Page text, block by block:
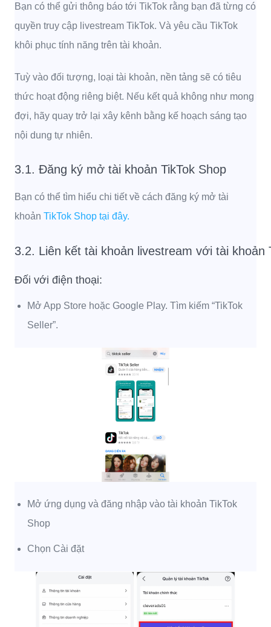
Bạn có thể gửi thông báo tới TikTok rằng bạn đã từng có
quyền truy cập livestream TikTok. Và yêu cầu TikTok
khôi phục tính năng trên tài khoản.
Tuỳ vào đối tượng, loại tài khoản, nền tảng sẽ có tiêu
thức hoạt động riêng biệt. Nếu kết quả không như mong
đợi, hãy quay trở lại xây kênh bằng kế hoạch sáng tạo
nội dung tự nhiên.
3.1. Đăng ký mở tài khoản TikTok Shop
Bạn có thể tìm hiểu chi tiết về cách đăng ký mở tài
khoản TikTok Shop tại đây.
3.2. Liên kết tài khoản livestream với tài khoản
Đối với điện thoại:
Mở App Store hoặc Google Play. Tìm kiếm “TikTok
Seller”.
Mở ứng dụng và đăng nhập vào tài khoản TikTok
Shop
Chọn Cài đặt